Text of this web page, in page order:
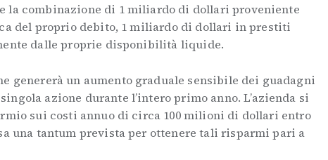
la combinazione di 1 miliardo di dollari proveniente
del proprio debito, 1 miliardo di dollari in prestiti
dalle proprie disponibilità liquide.
genererà un aumento graduale sensibile dei guadagni
azione durante l’intero primo anno. L’azienda si
sui costi annuo di circa 100 milioni di dollari entro
una tantum prevista per ottenere tali risparmi pari a